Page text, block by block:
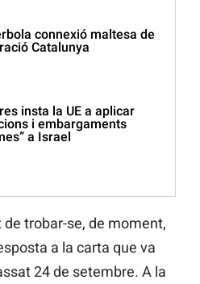
connexió maltesa de
Catalunya
insta la UE a aplicar
i embargaments
a Israel
trobar-se, de moment,
a la carta que va
24 de setembre. A la